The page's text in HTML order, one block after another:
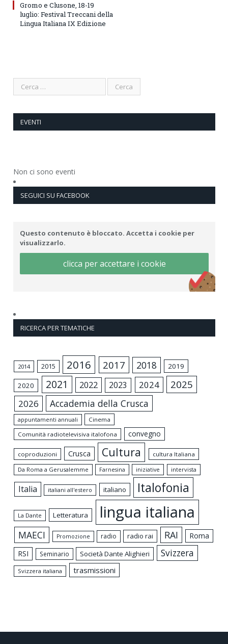
Gromo e Clusone, 18-19
luglio: Festival Treccani della
Lingua Italiana IX Edizione
EVENTI
Non ci sono eventi
SEGUICI SU FACEBOOK
Questo contenuto è bloccato. Accetta i cookie per
visualizzarlo.
clicca per accettare i cookie
RICERCA PER TEMATICHE
2014 2015 2016 2017 2018 2019
2020 2021 2022 2023 2024 2025
2026 Accademia della Crusca
appuntamenti annuali
Cinema
Comunità radiotelevisiva italofona
convegno
coproduzioni Crusca Cultura
cultura Italiana
Da Roma a Gerusalemme
Farnesina iniziative intervista
Italia italiani all'estero italiano Italofonia
La Dante Letteratura lingua italiana
MAECI Promozione radio radio rai RAI
Roma
RSI
Seminario Società Dante Alighieri Svizzera
Svizzera italiana trasmissioni